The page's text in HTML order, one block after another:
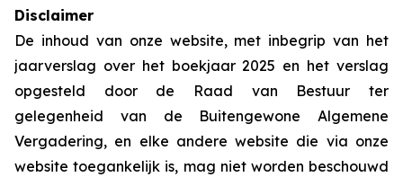
Disclaimer
De inhoud van onze website, met inbegrip van het
jaarverslag over het boekjaar 2025 en het verslag
opgesteld door de Raad van Bestuur ter
gelegenheid van de Buitengewone Algemene
Vergadering, en elke andere website die via onze
website toegankelijk is, mag niet worden beschouwd